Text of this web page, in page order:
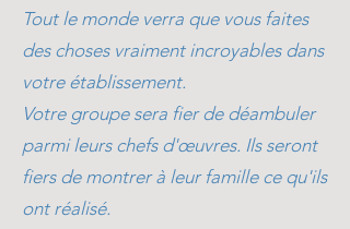
Tout le monde verra que vous faites
des choses vraiment incroyables dans
votre établissement.
Votre groupe sera fier de déambuler
parmi leurs chefs d'œuvres. Ils seront
fiers de montrer à leur famille ce qu'ils
ont réalisé.